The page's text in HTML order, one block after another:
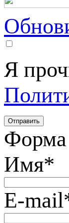
Я
Форма
Имя*
E-mail